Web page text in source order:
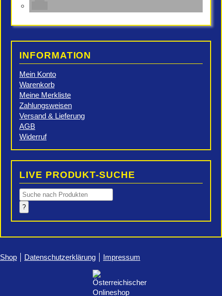
INFORMATION
Mein Konto
Warenkorb
Meine Merkliste
Zahlungsweisen
Versand & Lieferung
AGB
Widerruf
LIVE PRODUKT-SUCHE
Products
search
?
Shop Datenschutzerklärung Impressum